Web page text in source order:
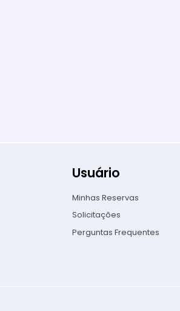
Usuário
Minhas Reservas
Solicitações
Perguntas Frequentes